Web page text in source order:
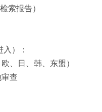
索报告）
入）：
、日、韩、东盟）
查